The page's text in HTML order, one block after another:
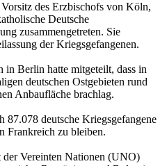
des Erzbischofs von Köln,
Deutsche
zusammengetreten. Sie
der Kriegsgefangenen.
Berlin hatte mitgeteilt, dass in
deutschen Ostgebieten rund
Anbaufläche brachlag.
87.078 deutsche Kriegsgefangene
Frankreich zu bleiben.
Vereinten Nationen (UNO)